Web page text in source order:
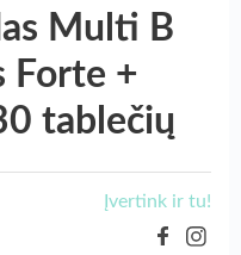
Multi B
Forte +
tablečių
Įvertink ir tu!